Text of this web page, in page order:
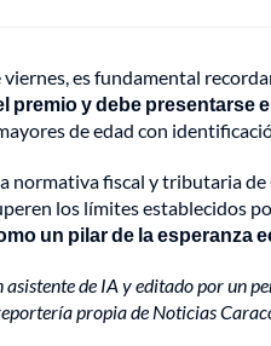
es fundamental
premio y debe presentarse
de edad con
normativa fiscal y tributaria
los límites establecidos
un pilar de la esperanza
de IA y editado por un
propia de Noticias